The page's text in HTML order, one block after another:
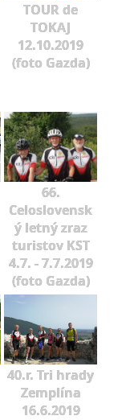
TOUR de
TOKAJ
12.10.2019
(foto Gazda)
66.
Celoslovensk
ý letný zraz
turistov KST
4.7. - 7.7.2019
(foto Gazda)
40.r. Tri hrady
Zemplína
16.6.2019